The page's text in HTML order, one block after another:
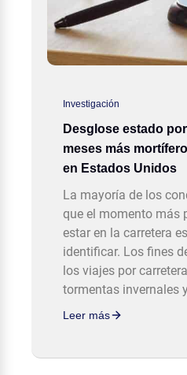
Investigación
Desglose estado
meses más
en Estados Unidos
La mayoría de los
que el momento más
estar en la carretera
identificar. Los fines
los viajes por
tormentas invernales
Leer más